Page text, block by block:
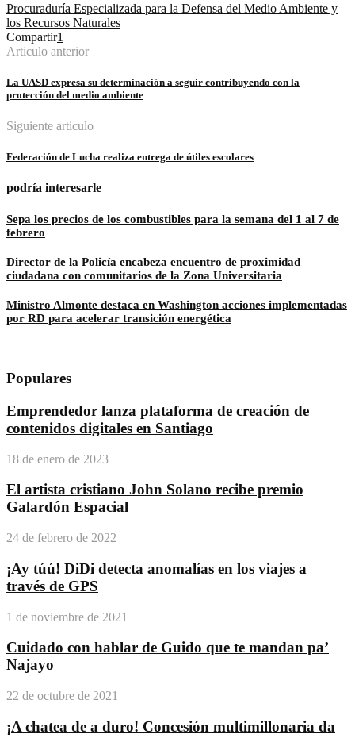
Procuraduría Especializada para la Defensa del Medio Ambiente y
los Recursos Naturales
Compartir1
Articulo anterior
La UASD expresa su determinación a seguir contribuyendo con la
protección del medio ambiente
Siguiente articulo
Federación de Lucha realiza entrega de útiles escolares
podría interesarle
Sepa los precios de los combustibles para la semana del 1 al 7 de
febrero
Director de la Policía encabeza encuentro de proximidad
ciudadana con comunitarios de la Zona Universitaria
Ministro Almonte destaca en Washington acciones implementadas
por RD para acelerar transición energética
Populares
Emprendedor lanza plataforma de creación de
contenidos digitales en Santiago
18 de enero de 2023
El artista cristiano John Solano recibe premio
Galardón Espacial
24 de febrero de 2022
¡Ay túú! DiDi detecta anomalías en los viajes a
través de GPS
1 de noviembre de 2021
Cuidado con hablar de Guido que te mandan pa’
Najayo
22 de octubre de 2021
¡A chatea de a duro! Concesión multimillonaria da